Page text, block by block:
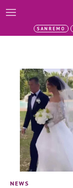
SANREMO
NEWS